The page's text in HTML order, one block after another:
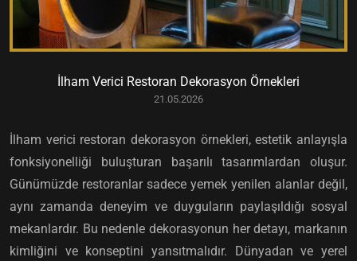
İlham Verici Restoran Dekorasyon Örnekleri
21.05.2026
İlham verici restoran dekorasyon örnekleri, estetik anlayışla
fonksiyonelliği buluşturan başarılı tasarımlardan oluşur.
Günümüzde restoranlar sadece yemek yenilen alanlar değil,
aynı zamanda deneyim ve duyguların paylaşıldığı sosyal
mekanlardır. Bu nedenle dekorasyonun her detayı, markanın
kimliğini ve konseptini yansıtmalıdır. Dünyadan ve yerel